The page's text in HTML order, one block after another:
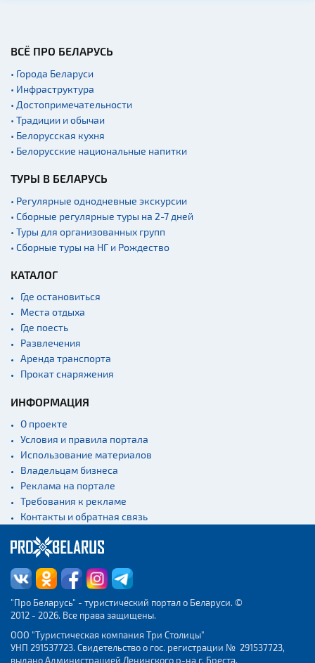
ВСЁ ПРО БЕЛАРУСЬ
• Города Беларуси
• Инфраструктура
• Достопримечательности
• Традиции и обычаи
• Белорусская кухня
• Белорусские национальные напитки
ТУРЫ В БЕЛАРУСЬ
• Регулярные однодневные экскурсии
• Сборные регулярные туры на 2-7 дней
• Туры для организованных групп
• Сборные туры на НГ и Рождество
КАТАЛОГ
Где остановиться
Места отдыха
Где поесть
Развлечения
Аренда транспорта
Прокат снаряжения
ИНФОРМАЦИЯ
О проекте
Условия и правила портала
Использование материалов
Владельцам бизнеса
Реклама на портале
Требования к рекламе
Контакты и обратная связь
"Про Беларусь" - туристический портал о Беларуси. ©
2012 - 2026. Все права защищены.
ООО "Туристическая компания Три Столицы"
УНП 291537723. Свидетельство о гос. регистрации № 291537723,
выдано Администрацией Ленинского р-на г. Бреста.